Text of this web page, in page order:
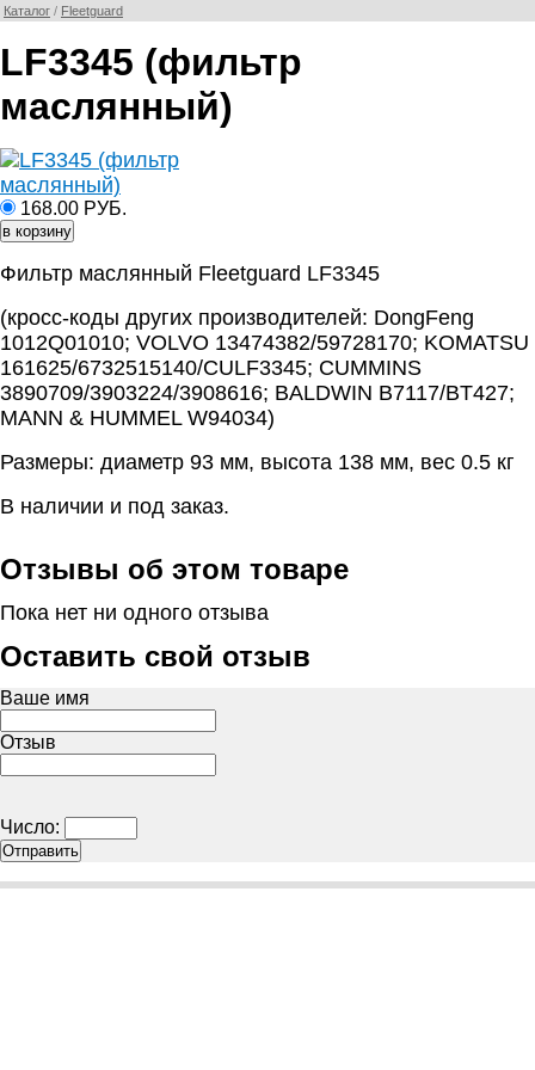
Каталог / Fleetguard
LF3345 (фильтр
маслянный)
168.00 РУБ.
Фильтр маслянный Fleetguard LF3345
(кросс-коды других производителей: DongFeng
1012Q01010; VOLVO 13474382/59728170; KOMATSU
161625/6732515140/CULF3345; CUMMINS
3890709/3903224/3908616; BALDWIN B7117/BT427;
MANN & HUMMEL W94034)
Размеры: диаметр 93 мм, высота 138 мм, вес 0.5 кг
В наличии и под заказ.
Отзывы об этом товаре
Пока нет ни одного отзыва
Оставить свой отзыв
Ваше имя
Отзыв
Число: